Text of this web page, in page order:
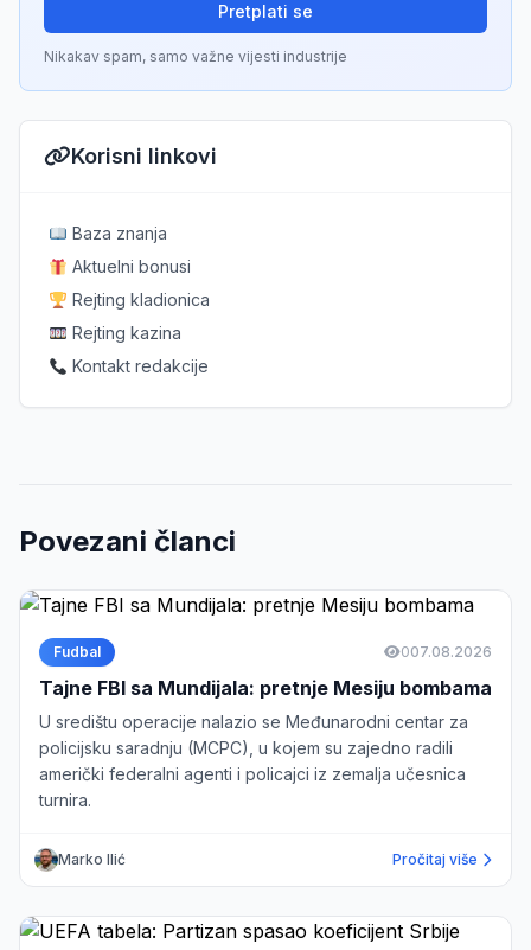
Pretplati se
Nikakav spam, samo važne vijesti industrije
Korisni linkovi
Baza znanja
Aktuelni bonusi
Rejting kladionica
Rejting kazina
Kontakt redakcije
Povezani članci
Fudbal 007.08.2026
Tajne FBI sa Mundijala: pretnje Mesiju bombama
U središtu operacije nalazio se Međunarodni centar za
policijsku saradnju (MCPC), u kojem su zajedno radili
američki federalni agenti i policajci iz zemalja učesnica
turnira.
Marko Ilić Pročitaj više